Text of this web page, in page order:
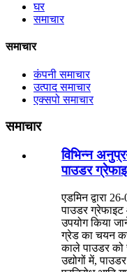
घर
समाचार
समाचार
कंपनी समाचार
उत्पाद समाचार
एक्सपो समाचार
समाचार
विभिन्न
पाउडर
एडमिन द्वारा
पाउडर
उपयोग किया
ग्रेड का चयन
काले पाउडर को
उद्योगों में,